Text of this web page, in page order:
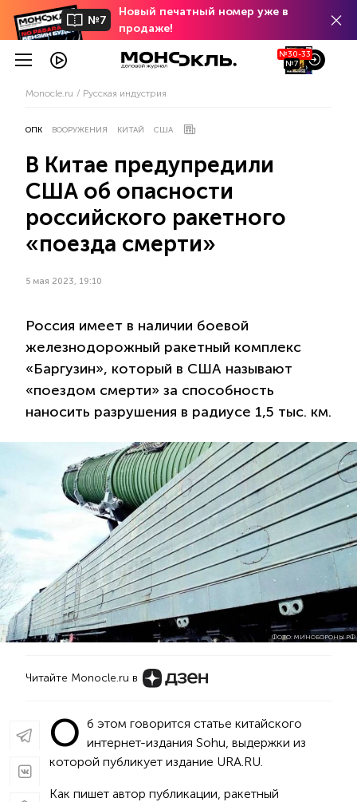
№7
Новый печатный номер уже в
продаже!
№30-33
№7
Monocle.ru Русская индустрия
ОПК ВООРУЖЕНИЯ КИТАЙ США
В Китае предупредили
США об опасности
российского ракетного
«поезда смерти»
5 мая 2023, 19:10
Россия имеет в наличии боевой
железнодорожный ракетный комплекс
«Баргузин», который в США называют
«поездом смерти» за способность
наносить разрушения в радиусе 1,5 тыс. км.
ФОТО: МИНОБОРОНЫ РФ
Читайте Monocle.ru в
О б этом говорится статье китайского
интернет-издания Sohu, выдержки из
которой публикует издание URA.RU.
Как пишет автор публикации, ракетный